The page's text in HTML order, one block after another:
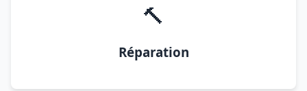
🔨
Réparation